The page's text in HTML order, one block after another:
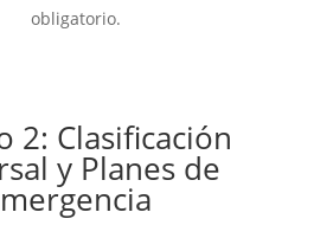
obligatorio.
2: Clasificación
y Planes de